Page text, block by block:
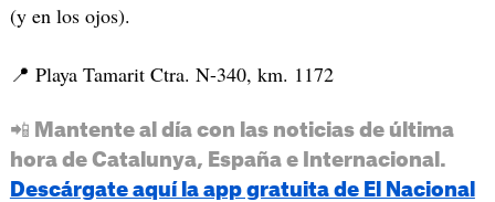
(y en los ojos).
📍 Playa Tamarit Ctra. N-340, km. 1172
📲 Mantente al día con las noticias de última
hora de Catalunya, España e Internacional.
Descárgate aquí la app gratuita de El Nacional